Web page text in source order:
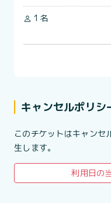
1名
キャンセルポリシ
このチケットはキャンセ
生します。
利用日の